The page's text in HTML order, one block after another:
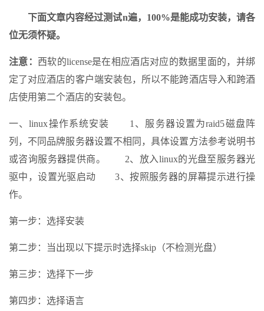
下面文章内容经过测试n遍，100%是能成功安装，请各
位无须怀疑。
注意： 西软的license是在相应酒店对应的数据里面的，并绑
定了对应酒店的客户端安装包，所以不能跨酒店导入和跨酒
店使用第二个酒店的安装包。
一、linux操作系统安装 1、服务器设置为raid5磁盘阵
列，不同品牌服务器设置不相同，具体设置方法参考说明书
或咨询服务器提供商。 2、放入linux的光盘至服务器光
驱中，设置光驱启动 3、按照服务器的屏幕提示进行操
作。
第一步：选择安装
第二步：当出现以下提示时选择skip（不检测光盘）
第三步：选择下一步
第四步：选择语言